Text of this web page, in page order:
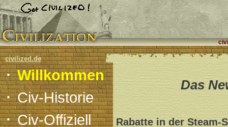
civilized.de
·Willkommen
·Civ-Historie
·Civ-Offiziell
Das
Rabatte in der Steam-